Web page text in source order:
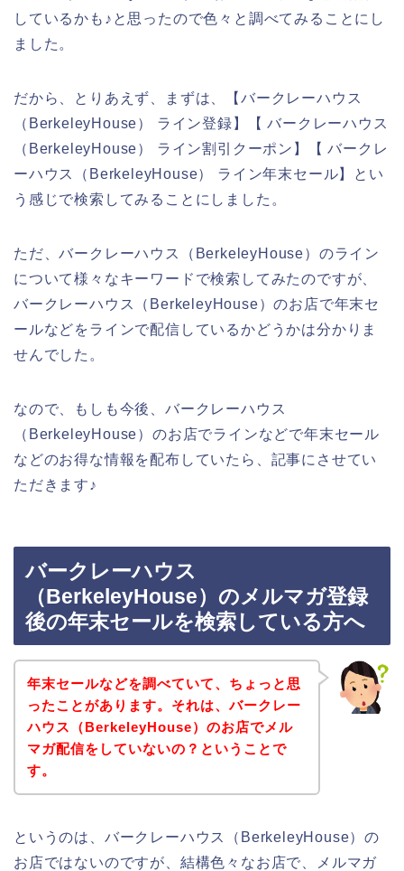
しているかも♪と思ったので色々と調べてみることにし
ました。
だから、とりあえず、まずは、【バークレーハウス
（BerkeleyHouse） ライン登録】【 バークレーハウス
（BerkeleyHouse） ライン割引クーポン】【 バークレ
ーハウス（BerkeleyHouse） ライン年末セール】とい
う感じで検索してみることにしました。
ただ、バークレーハウス（BerkeleyHouse）のライン
について様々なキーワードで検索してみたのですが、
バークレーハウス（BerkeleyHouse）のお店で年末セ
ールなどをラインで配信しているかどうかは分かりま
せんでした。
なので、もしも今後、バークレーハウス
（BerkeleyHouse）のお店でラインなどで年末セール
などのお得な情報を配布していたら、記事にさせてい
ただきます♪
バークレーハウス
（BerkeleyHouse）のメルマガ登録
後の年末セールを検索している方へ
年末セールなどを調べていて、ちょっと思
ったことがあります。それは、バークレー
ハウス（BerkeleyHouse）のお店でメル
マガ配信をしていないの？ということで
す。
というのは、バークレーハウス（BerkeleyHouse）の
お店ではないのですが、結構色々なお店で、メルマガ